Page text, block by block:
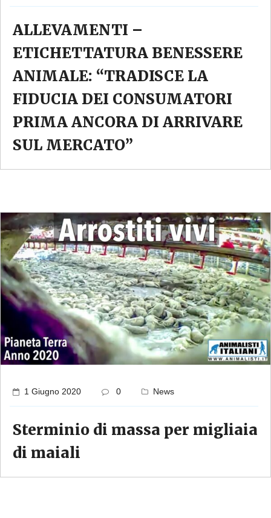
ALLEVAMENTI –
ETICHETTATURA BENESSERE
ANIMALE: “TRADISCE LA
FIDUCIA DEI CONSUMATORI
PRIMA ANCORA DI ARRIVARE
SUL MERCATO”
1 Giugno 2020 0 News
Sterminio di massa per migliaia
di maiali